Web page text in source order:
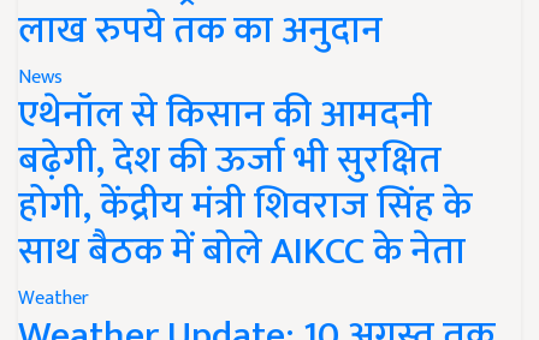
लाख रुपये तक का अनुदान
News
एथेनॉल से किसान की आमदनी
बढ़ेगी, देश की ऊर्जा भी सुरक्षित
होगी, केंद्रीय मंत्री शिवराज सिंह के
साथ बैठक में बोले AIKCC के नेता
Weather